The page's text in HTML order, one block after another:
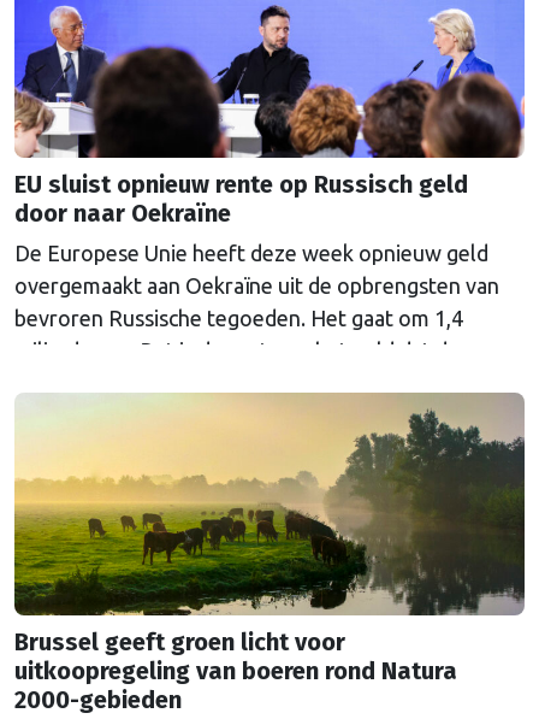
EU sluist opnieuw rente op Russisch geld
door naar Oekraïne
De Europese Unie heeft deze week opnieuw geld
overgemaakt aan Oekraïne uit de opbrengsten van
bevroren Russische tegoeden. Het gaat om 1,4
miljard euro. Dat is de rente op het geld dat de
Euroclear parkeerde. De EU bevroor dat geld na de
Continued
Brussel geeft groen licht voor
uitkoopregeling van boeren rond Natura
2000-gebieden